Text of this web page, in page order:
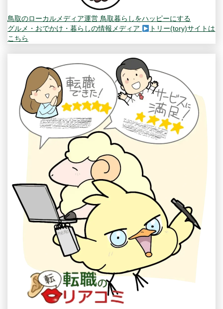
鳥取のローカルメディア運営 鳥取暮らしをハッピーにする
グルメ・おでかけ・暮らしの情報メディア
トリー(tory)サイトは
こちら